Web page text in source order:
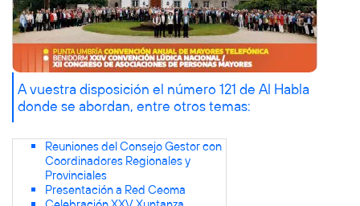
A vuestra disposición el número 121 de Al Habla
donde se abordan, entre otros temas:
Reuniones del Consejo Gestor con
Coordinadores Regionales y
Provinciales
Presentación a Red Ceoma